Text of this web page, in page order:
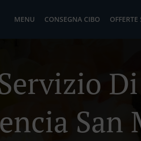
MENU CONSEGNA CIBO
San